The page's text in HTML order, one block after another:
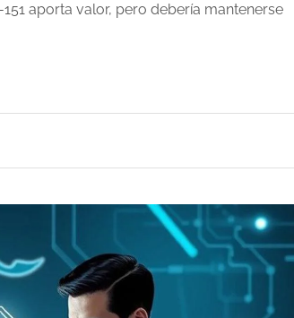
aporta valor, pero debería mantenerse